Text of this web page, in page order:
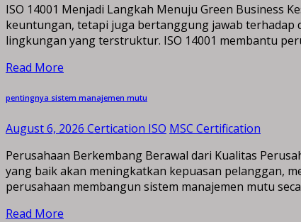
ISO 14001 Menjadi Langkah Menuju Green Business
keuntungan, tetapi juga bertanggung jawab terhadap
lingkungan yang terstruktur. ISO 14001 membantu
Read More
pentingnya sistem manajemen mutu
August 6, 2026 Certication ISO MSC Certification
Perusahaan Berkembang Berawal dari Kualitas
yang baik akan meningkatkan kepuasan pelanggan,
perusahaan membangun sistem manajemen mutu
Read More